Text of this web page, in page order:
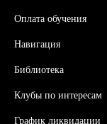
Оплата обучения
Навигация
Библиотека
Клубы по интересам
График ликвидации